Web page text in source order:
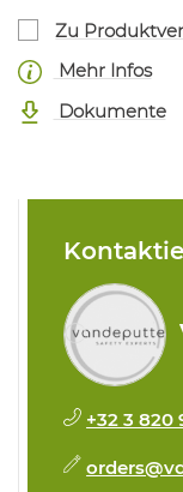
Zu
Mehr Infos
Dokumente
+32 3 820